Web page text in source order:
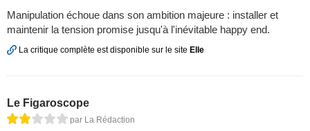
Manipulation échoue dans son ambition majeure : installer et
maintenir la tension promise jusqu'à l'inévitable happy end.
La critique complète est disponible sur le site Elle
Le Figaroscope
par La Rédaction